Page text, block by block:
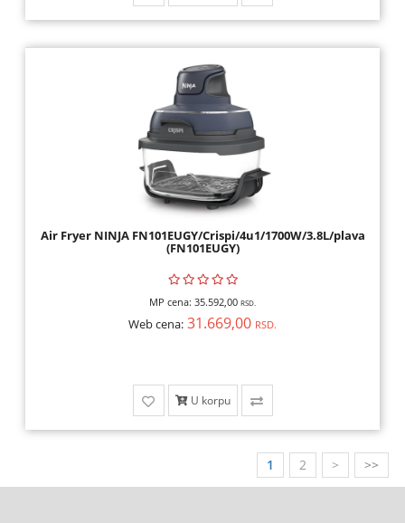
Air Fryer NINJA FN101EUGY/Crispi/4u1/1700W/3.8L/plava
(FN101EUGY)
MP cena: 35.592,00 RSD.
Web cena: 31.669,00 RSD.
U korpu
1 2 > >>